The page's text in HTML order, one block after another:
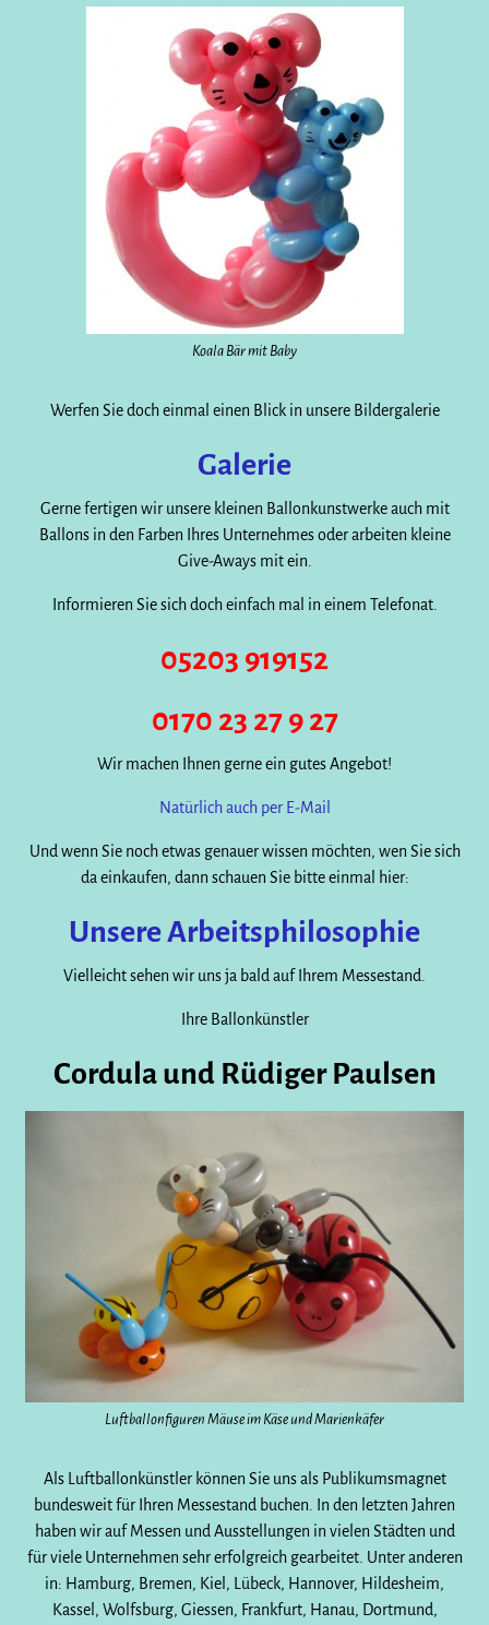
Koala Bär mit Baby
Werfen Sie doch einmal einen Blick in unsere Bildergalerie
Galerie
Gerne fertigen wir unsere kleinen Ballonkunstwerke auch mit
Ballons in den Farben Ihres Unternehmes oder arbeiten kleine
Give-Aways mit ein.
Informieren Sie sich doch einfach mal in einem Telefonat.
05203 919152
0170 23 27 9 27
Wir machen Ihnen gerne ein gutes Angebot!
Natürlich auch per E-Mail
Und wenn Sie noch etwas genauer wissen möchten, wen Sie sich
da einkaufen, dann schauen Sie bitte einmal hier:
Unsere Arbeitsphilosophie
Vielleicht sehen wir uns ja bald auf Ihrem Messestand.
Ihre Ballonkünstler
Cordula und Rüdiger Paulsen
Luftballonfiguren Mäuse im Käse und Marienkäfer
Als Luftballonkünstler können Sie uns als Publikumsmagnet
bundesweit für Ihren Messestand buchen. In den letzten Jahren
haben wir auf Messen und Ausstellungen in vielen Städten und
für viele Unternehmen sehr erfolgreich gearbeitet. Unter anderen
in: Hamburg, Bremen, Kiel, Lübeck, Hannover, Hildesheim,
Kassel, Wolfsburg, Giessen, Frankfurt, Hanau, Dortmund,